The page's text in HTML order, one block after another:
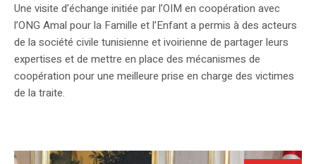
Une visite d’échange initiée par l’OIM en coopération avec
l’ONG Amal pour la Famille et l’Enfant a permis à des acteurs
de la société civile tunisienne et ivoirienne de partager leurs
expertises et de mettre en place des mécanismes de
coopération pour une meilleure prise en charge des victimes
de la traite.